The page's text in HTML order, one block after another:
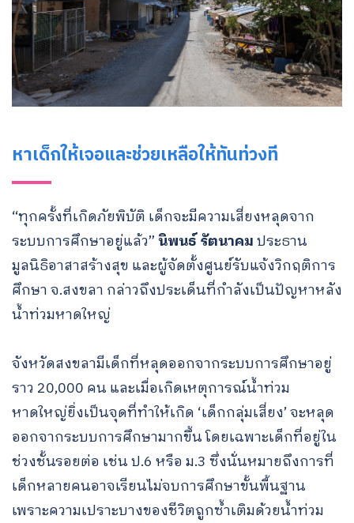
หาเด็กให้เจอและช่วยเหลือให้ทันท่วงที
“ทุกครั้งที่เกิดภัยพิบัติ เด็กจะมีความเสี่ยงหลุดจาก
ระบบการศึกษาอยู่แล้ว” นิพนธ์ รัตนาคมประธาน
มูลนิธิอาสาสร้างสุข และผู้จัดตั้งศูนย์รับแจ้งวิกฤติการ
ศึกษา จ.สงขลา กล่าวถึงประเด็นที่กำลังเป็นปัญหาหลัง
น้ำท่วมหาดใหญ่
จังหวัดสงขลามีเด็กที่หลุดออกจากระบบการศึกษาอยู่
ราว 20,000 คน และเมื่อเกิดเหตุการณ์น้ำท่วม
หาดใหญ่ยิ่งเป็นจุดที่ทำให้เกิด ‘เด็กกลุ่มเสี่ยง’ จะหลุด
ออกจากระบบการศึกษามากขึ้น โดยเฉพาะเด็กที่อยู่ใน
ช่วงชั้นรอยต่อ เช่น ป.6 หรือ ม.3 ซึ่งนั่นหมายถึงการที่
เด็กหลายคนอาจเรียนไม่จบการศึกษาขั้นพื้นฐาน
เพราะความเปราะบางของชีวิตถูกซ้ำเติมด้วยน้ำท่วม